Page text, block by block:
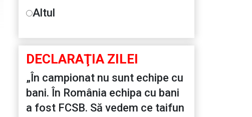
Altul
DECLARAŢIA ZILEI
„În campionat nu sunt echipe cu
bani. În România echipa cu bani
a fost FCSB. Să vedem ce taifun